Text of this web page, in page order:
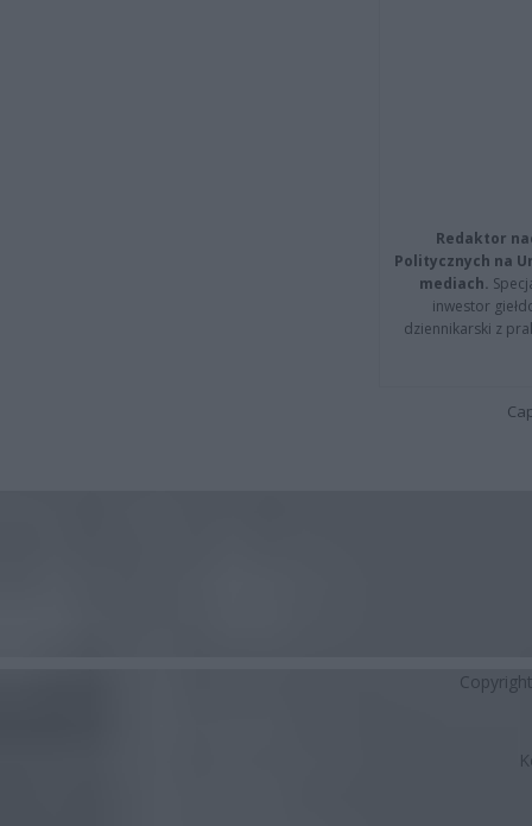
Redaktor
Politycznych na
mediach.
inwestor
dziennikarski z